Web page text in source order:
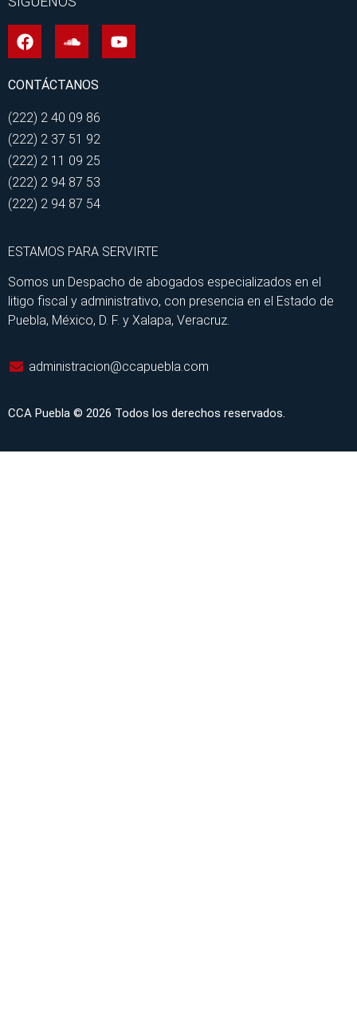
CONTÁCTANOS
(222) 2 40 09 86
(222) 2 37 51 92
(222) 2 11 09 25
(222) 2 94 87 53
(222) 2 94 87 54
ESTAMOS PARA SERVIRTE
Somos un Despacho de abogados especializados en el
litigo fiscal y administrativo, con presencia en el Estado de
Puebla, México, D. F. y Xalapa, Veracruz.
administracion@ccapuebla.com
CCA Puebla © 2026 Todos los derechos reservados.